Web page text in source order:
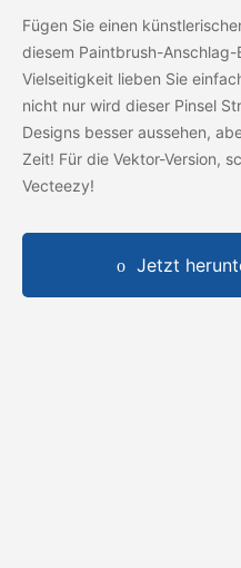
Fügen Sie einen
diesem Paintbrush-
Vielseitigkeit lieben Sie
nicht nur wird dieser Pinsel
Designs besser aussehen,
Zeit! Für die Vektor-Version,
Vecteezy!
Jetzt